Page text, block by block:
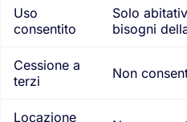
Uso
consentito
Solo
bisogni
Cessione a
terzi
Non
Locazione